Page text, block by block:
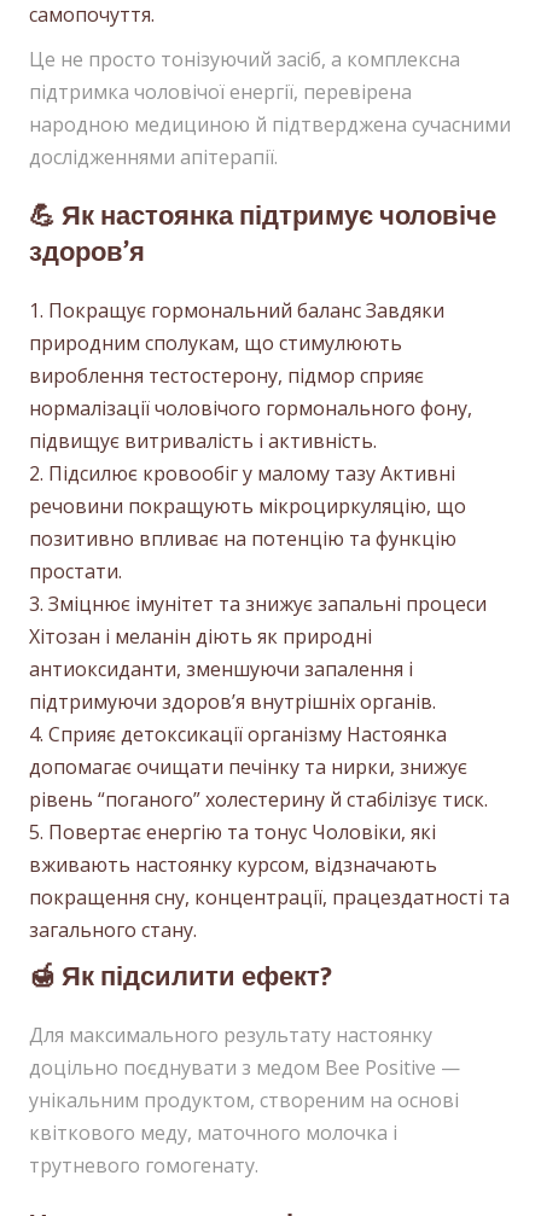
самопочуття.
Це не просто тонізуючий засіб, а комплексна
підтримка чоловічої енергії, перевірена
народною медициною й підтверджена сучасними
дослідженнями апітерапії.
💪 Як настоянка підтримує чоловіче
здоров’я
Покращує гормональний баланс Завдяки
природним сполукам, що стимулюють
вироблення тестостерону, підмор сприяє
нормалізації чоловічого гормонального фону,
підвищує витривалість і активність.
Підсилює кровообіг у малому тазу Активні
речовини покращують мікроциркуляцію, що
позитивно впливає на потенцію та функцію
простати.
Зміцнює імунітет та знижує запальні процеси
Хітозан і меланін діють як природні
антиоксиданти, зменшуючи запалення і
підтримуючи здоров’я внутрішніх органів.
Сприяє детоксикації організму Настоянка
допомагає очищати печінку та нирки, знижує
рівень “поганого” холестерину й стабілізує тиск.
Повертає енергію та тонус Чоловіки, які
вживають настоянку курсом, відзначають
покращення сну, концентрації, працездатності та
загального стану.
🍯 Як підсилити ефект?
Для максимального результату настоянку
доцільно поєднувати з медом Bee Positive —
унікальним продуктом, створеним на основі
квіткового меду, маточного молочка і
трутневого гомогенату.